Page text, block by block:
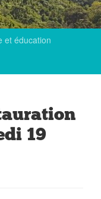
et éducation
19